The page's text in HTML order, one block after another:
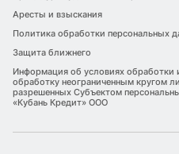
Аресты и взыскания
Политика обработки персональных
Защита ближнего
Информация об условиях обработки
обработку неограниченным кругом
разрешенных Субъектом
«Кубань Кредит» ООО